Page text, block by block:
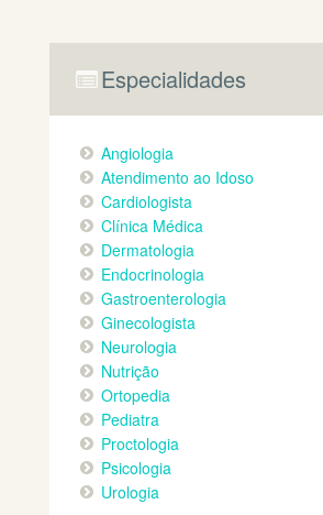
Especialidades
Angiologia
Atendimento ao Idoso
Cardiologista
Clínica Médica
Dermatologia
Endocrinologia
Gastroenterologia
Ginecologista
Neurologia
Nutrição
Ortopedia
Pediatra
Proctologia
Psicologia
Urologia